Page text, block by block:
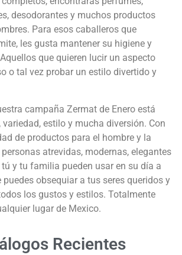
desodorantes y muchos productos
Para esos caballeros que
les gusta mantener su higiene y
que quieren lucir un aspecto
o tal vez probar un estilo divertido y
campaña Zermat de Enero está
variedad, estilo y mucha diversión. Con
de productos para el hombre y la
atrevidas, modernas, elegantes
y tu familia pueden usar en su día a
obsequiar a tus seres queridos y
los gustos y estilos. Totalmente
lugar de Mexico.
Recientes